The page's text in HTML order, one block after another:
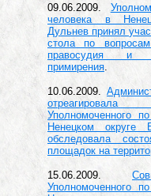
09.06.2009.
человека в
Дульнев принял
стола по вопросам
правосудия и
примирения
10.06.2009.
Уполномоченного
Ненецком округе
обследовала
площадок на
15.06.2009.
Уполномоченного